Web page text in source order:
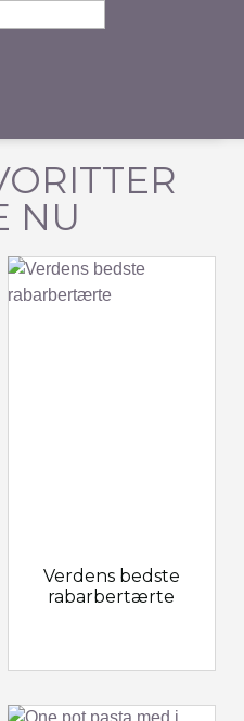
NU
Verdens bedste
rabarbertærte